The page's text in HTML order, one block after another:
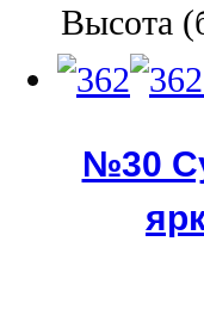
Высота
№30